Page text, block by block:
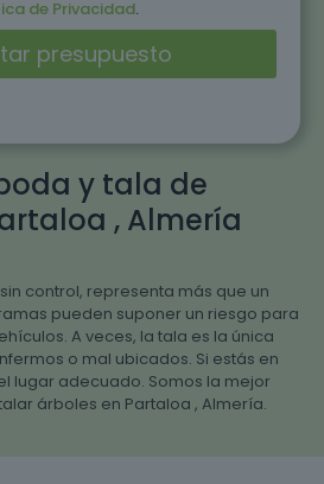
y tala de
, Almería
control, representa más que un
pueden suponer un riesgo para
A veces, la tala es la única
o mal ubicados. Si estás en
lugar adecuado. Somos la mejor
árboles en Partaloa , Almería.
de Privacidad.